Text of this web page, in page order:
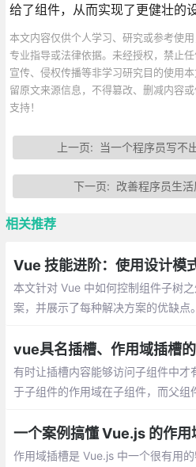
给了组件，从而实现了更健壮的设
本文内容仅供个人学习、研究或参考使
专业指导或法律依据。未经授权，禁止
宣传、侵权传播等非学习研究目的使用
留原文来源信息，不得篡改、删减内容
支持！
上一页: 当一个程序员写不
下一页: 改善程序员生
相关推荐
Vue 技能进阶：使用设计模
本文针对 Vue 中如何控制组件子树
案，并展示了每种解决方案的优缺点
组件插槽？
vue具名插槽、作用域插槽
有时让插槽内容能够访问子组件中才
于子组件的作用域在子组件，而父组
发送事件去传递信息
一个案例搞懂 Vue.js 的作用
作用域插槽是 Vue.js 中一个很有用